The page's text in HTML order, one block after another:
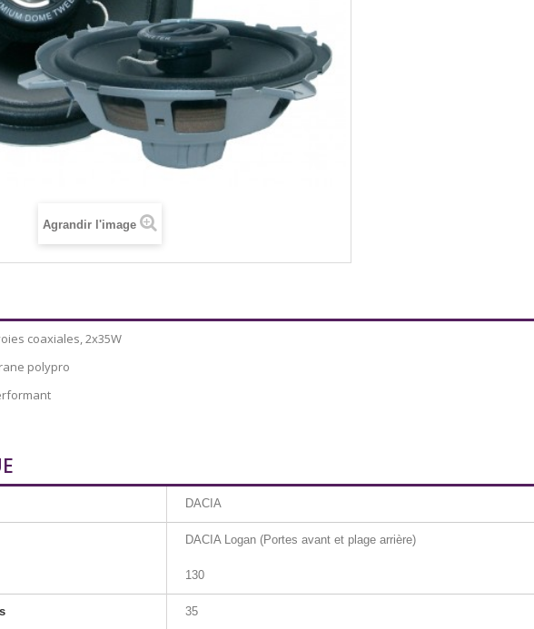
Agrandir l'image
coaxiales, 2x35W
polypro
DACIA
DACIA Logan (Portes avant et plage arrière)
130
35